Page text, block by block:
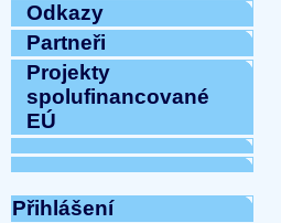
Odkazy
Partneři
Projekty
spolufinancované
EÚ
Přihlášení